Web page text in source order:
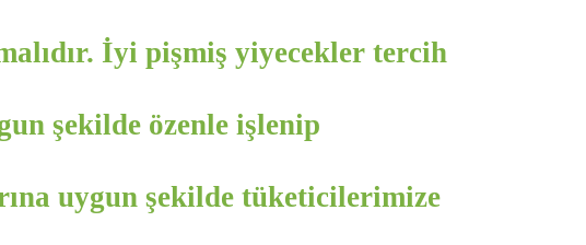
İyi pişmiş yiyecekler tercih
şekilde özenle işlenip
uygun şekilde tüketicilerimize